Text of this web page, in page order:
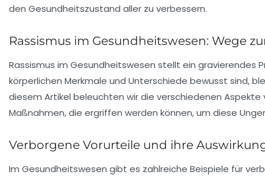
den Gesundheitszustand aller zu verbessern.
Rassismus im Gesundheitswesen: Wege
Rassismus im Gesundheitswesen stellt ein gravierendes
körperlichen Merkmale und Unterschiede bewusst sind,
diesem Artikel beleuchten wir die verschiedenen
Maßnahmen, die ergriffen werden können, um diese
Verborgene Vorurteile und ihre
Im Gesundheitswesen gibt es zahlreiche Beispiele für